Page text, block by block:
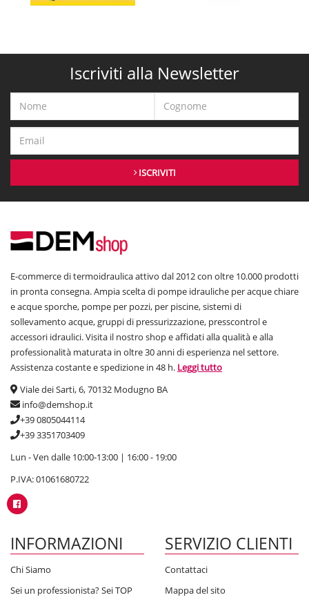
Iscriviti alla Newsletter
ISCRIVITI
E-commerce di termoidraulica attivo dal 2012 con oltre 10.000 prodotti
in pronta consegna. Ampia scelta di pompe idrauliche per acque chiare
e acque sporche, pompe per pozzi, per piscine, sistemi di
sollevamento acque, gruppi di pressurizzazione, presscontrol e
accessori idraulici. Visita il nostro shop e affidati alla qualità e alla
professionalità maturata in oltre 30 anni di esperienza nel settore.
Assistenza costante e spedizione in 48 h. Leggi tutto
Viale dei Sarti, 6, 70132 Modugno BA
info@demshop.it
+39 0805044114
+39 3351703409
Lun - Ven dalle 10:00-13:00 | 16:00 - 19:00
P.IVA: 01061680722
INFORMAZIONI
Chi Siamo
Sei un professionista? Sei TOP
SERVIZIO CLIENTI
Contattaci
Mappa del sito